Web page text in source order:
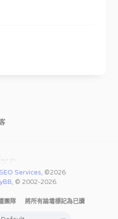
Services, ©2026
, © 2002-2026.
團隊 將所有論壇標記為已讀